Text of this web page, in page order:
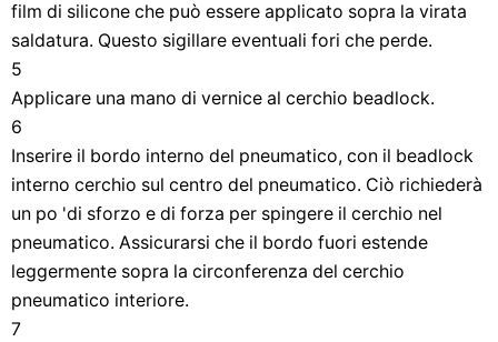
film di silicone che può essere applicato sopra la virata
saldatura. Questo sigillare eventuali fori che perde.
5
Applicare una mano di vernice al cerchio beadlock.
6
Inserire il bordo interno del pneumatico, con il beadlock
interno cerchio sul centro del pneumatico. Ciò richiederà
un po 'di sforzo e di forza per spingere il cerchio nel
pneumatico. Assicurarsi che il bordo fuori estende
leggermente sopra la circonferenza del cerchio
pneumatico interiore.
7